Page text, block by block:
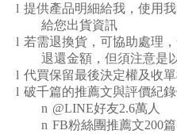
l 提供產品明細給我，使用
給您出貨資訊
l 若需退換貨，可協助處理
退還金額，但須注意是
l 代買保留最後決定權及收單
l 破千篇的推薦文與評價紀
n @LINE好友2.6萬人
n FB粉絲團推薦文200篇